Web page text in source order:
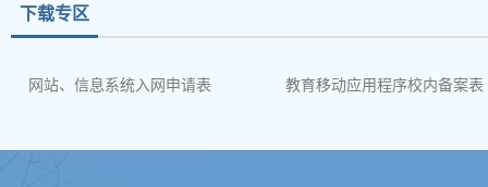
下载专区
网站、信息系统入网申请表 教育移动应用程序校内备案表